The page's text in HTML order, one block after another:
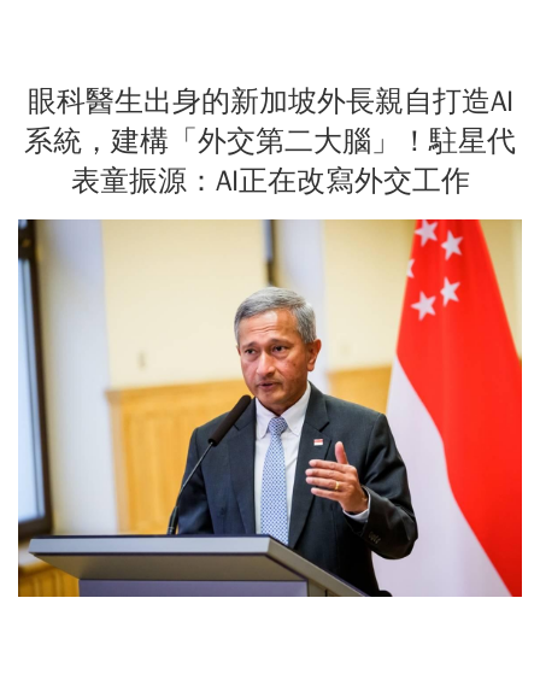
眼科醫生出身的新加坡外長親自打造AI
系統，建構「外交第二大腦」！駐星代
表童振源：AI正在改寫外交工作